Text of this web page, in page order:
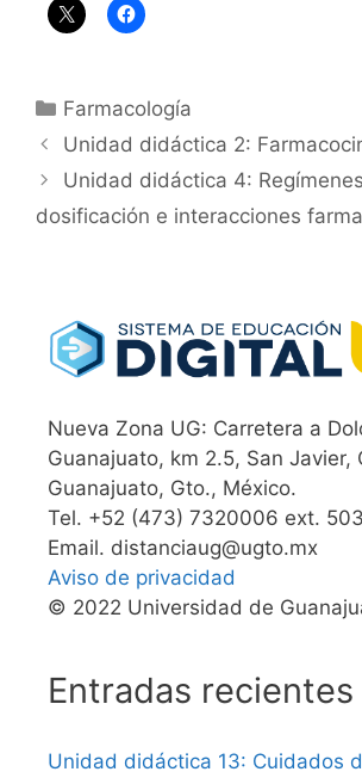
Categorías
Farmacología
Unidad didáctica 2:
Unidad didáctica 4:
dosificación e interacciones
Nueva Zona UG: Carretera a
Guanajuato, km 2.5, San Javier,
Guanajuato, Gto., México.
Tel. +52 (473) 7320006 ext.
Email. distanciaug@ugto.mx
Aviso de privacidad
© 2022 Universidad de
Entradas recientes
Unidad didáctica 13: Cuidados